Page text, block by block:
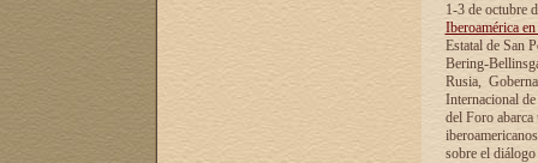
1-3 de octubre
Iberoamérica
Estatal de San
Bering-
Rusia,
Internacional
del Foro
sobre el